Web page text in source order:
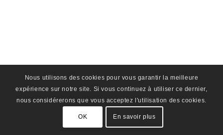
Nous utilisons des cookies pour vous garantir la meilleure
expérience sur notre site. Si vous continuez à utiliser ce dernier,
nous considérerons que vous acceptez l'utilisation des cookies.
OK En savoir plus